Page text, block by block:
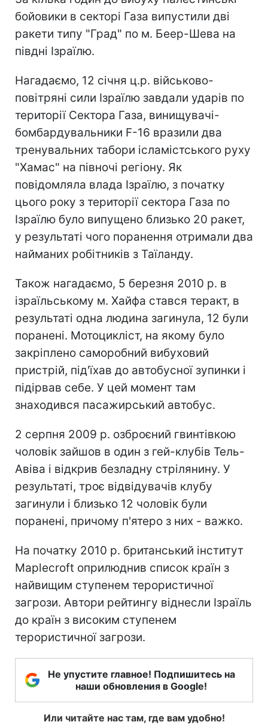
бойовики в секторі Газа випустили дві
ракети типу "Град" по м. Беер-Шева на
півдні Ізраїлю.
Нагадаємо, 12 січня ц.р. військово-
повітряні сили Ізраїлю завдали ударів по
території Cектора Газа, винищувачі-
бомбардувальники F-16 вразили два
тренувальних табори ісламістського руху
"Хамас" на півночі регіону. Як
повідомляла влада Ізраїлю, з початку
цього року з території сектора Газа по
Ізраїлю було випущено близько 20 ракет,
у результаті чого поранення отримали два
найманих робітників з Таїланду.
Також нагадаємо, 5 березня 2010 р. в
ізраїльському м. Хайфа стався теракт, в
результаті одна людина загинула, 12 були
поранені. Мотоцикліст, на якому було
закріплено саморобний вибуховий
пристрій, під'їхав до автобусної зупинки і
підірвав себе. У цей момент там
знаходився пасажирський автобус.
2 серпня 2009 р. озброєний гвинтівкою
чоловік зайшов в один з гей-клубів Тель-
Авіва і відкрив безладну стрілянину. У
результаті, троє відвідувачів клубу
загинули і близько 12 чоловік були
поранені, причому п'ятеро з них - важко.
На початку 2010 р. британський інститут
Maplecroft оприлюднив список країн з
найвищим ступенем терористичної
загрози. Автори рейтингу віднесли Ізраїль
до країн з високим ступенем
терористичної загрози.
Не упустите главное! Подпишитесь на
наши обновления в Google!
Или читайте нас там, где вам удобно!